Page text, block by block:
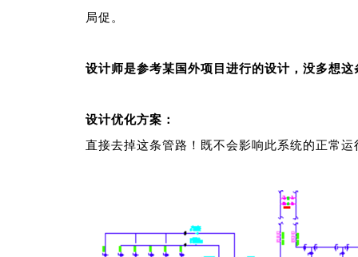
局促。
设计师是参考某国外项目进行的设计，没多想
设计优化方案：
直接去掉这条管路！既不会影响此系统的正常